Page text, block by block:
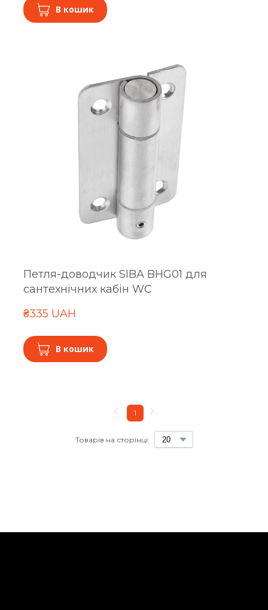
В кошик
Петля-доводчик SIBA BHG01 для
сантехнічних кабін WC
₴335 UAH
В кошик
Товарів на сторінці:
1